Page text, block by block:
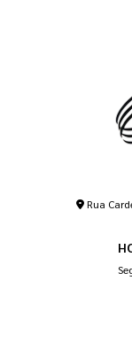
Rua